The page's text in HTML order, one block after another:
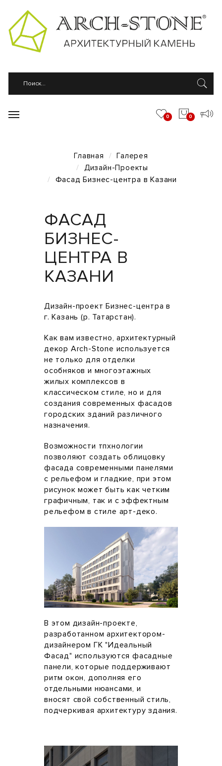
0 0
Главная
Галерея
Дизайн-Проекты
Фасад Бизнес-центра в Казани
ФАСАД
БИЗНЕС-
ЦЕНТРА В
КАЗАНИ
Дизайн-проект Бизнес-центра в
г. Казань (р. Татарстан).
Как вам известно, архитектурный
декор Arch-Stone используется
не только для отделки
особняков и многоэтажных
жилых комплексов в
классическом стиле, но и для
создания современных фасадов
городских зданий различного
назначения.
Возможности тпхнологии
позволяют создать облицовку
фасада современными панелями
с рельефом и гладкие, при этом
рисунок может быть как четким
графичным, так и с эффектным
рельефом в стиле арт-деко.
В этом дизайн-проекте,
разработанном архитектором-
дизайнером ГК "Идеальный
Фасад" используются фасадные
панели, которые поддерживают
ритм окон, дополняя его
отдельными нюансами, и
вносят свой собственный стиль,
подчеркивая архитектуру здания.